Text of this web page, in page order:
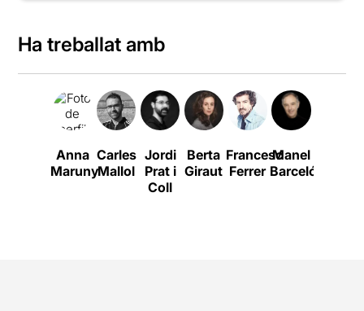
Ha treballat amb
Anna
Maruny
Carles
Mallol
Jordi
Prat i
Coll
Berta
Giraut
Francesc
Ferrer
Manel
Barceló